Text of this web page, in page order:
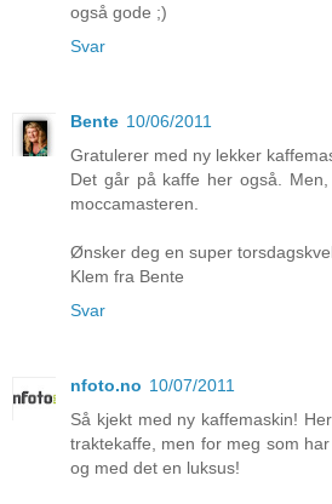
også gode ;)
Svar
Bente 10/06/2011
Gratulerer med ny lekker
Det går på kaffe her også.
moccamasteren.
Ønsker deg en super
Klem fra Bente
Svar
nfoto.no 10/07/2011
Så kjekt med ny kaffemaskin!
traktekaffe, men for meg som
og med det en luksus!